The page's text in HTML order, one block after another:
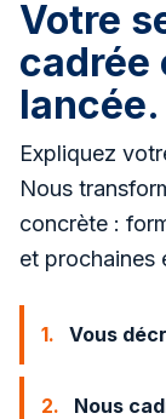
Votre
cadrée
lancée.
Expliquez
Nous
concrète :
et prochaines
1. Vous
2. Nous